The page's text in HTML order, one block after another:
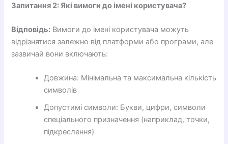
Запитання 2: Які вимоги до імені користувача?
Відповідь: Вимоги до імені користувача можуть
відрізнятися залежно від платформи або програми, але
зазвичай вони включають:
Довжина: Мінімальна та максимальна кількість
символів
Допустимі символи: Букви, цифри, символи
спеціального призначення (наприклад, точки,
підкреслення)